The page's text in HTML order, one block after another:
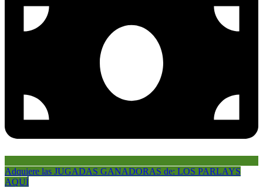
Adquiere las JUGADAS GANADORAS de: LOS PARLAYS
AQUÍ